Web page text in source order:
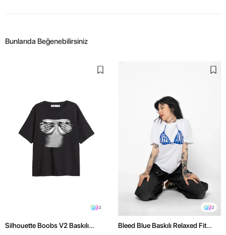
Bunlarıda Beğenebilirsiniz
2
Silhouette Boobs V2 Baskılı
2
Bleed Blue Baskılı Relaxed Fit